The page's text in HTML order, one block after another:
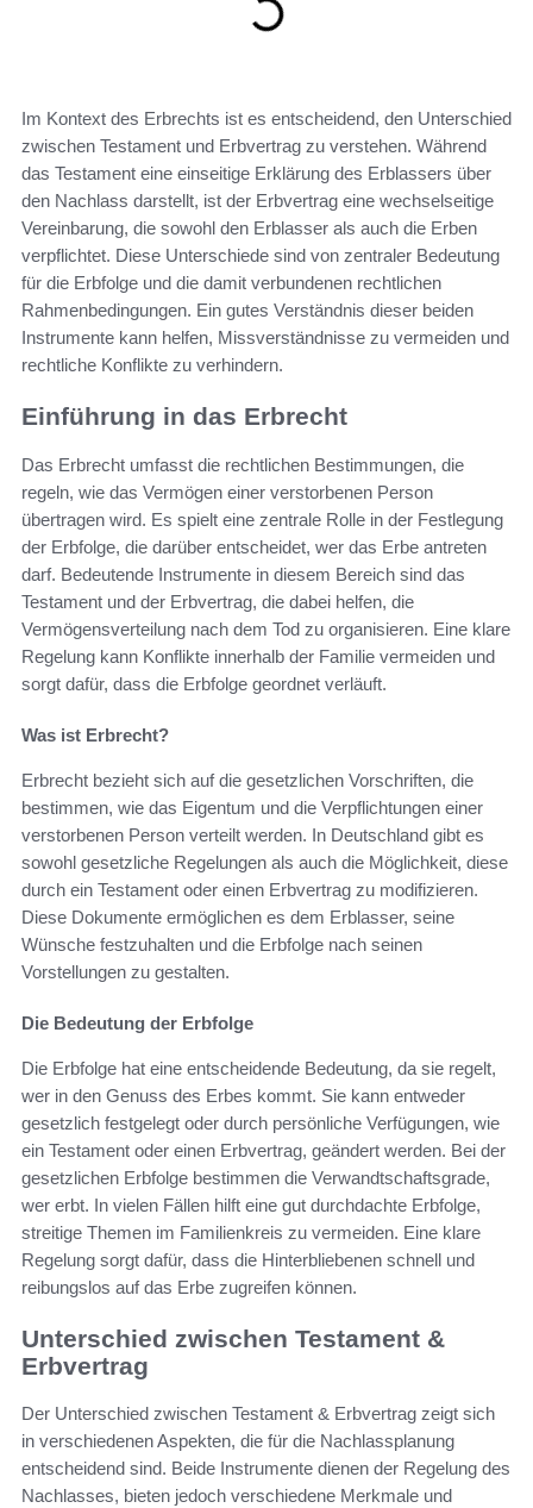
Im Kontext des Erbrechts ist es entscheidend, den Unterschied
zwischen Testament und Erbvertrag zu verstehen. Während
das Testament eine einseitige Erklärung des Erblassers über
den Nachlass darstellt, ist der Erbvertrag eine wechselseitige
Vereinbarung, die sowohl den Erblasser als auch die Erben
verpflichtet. Diese Unterschiede sind von zentraler Bedeutung
für die Erbfolge und die damit verbundenen rechtlichen
Rahmenbedingungen. Ein gutes Verständnis dieser beiden
Instrumente kann helfen, Missverständnisse zu vermeiden und
rechtliche Konflikte zu verhindern.
Einführung in das Erbrecht
Das Erbrecht umfasst die rechtlichen Bestimmungen, die
regeln, wie das Vermögen einer verstorbenen Person
übertragen wird. Es spielt eine zentrale Rolle in der Festlegung
der Erbfolge, die darüber entscheidet, wer das Erbe antreten
darf. Bedeutende Instrumente in diesem Bereich sind das
Testament und der Erbvertrag, die dabei helfen, die
Vermögensverteilung nach dem Tod zu organisieren. Eine klare
Regelung kann Konflikte innerhalb der Familie vermeiden und
sorgt dafür, dass die Erbfolge geordnet verläuft.
Was ist Erbrecht?
Erbrecht bezieht sich auf die gesetzlichen Vorschriften, die
bestimmen, wie das Eigentum und die Verpflichtungen einer
verstorbenen Person verteilt werden. In Deutschland gibt es
sowohl gesetzliche Regelungen als auch die Möglichkeit, diese
durch ein Testament oder einen Erbvertrag zu modifizieren.
Diese Dokumente ermöglichen es dem Erblasser, seine
Wünsche festzuhalten und die Erbfolge nach seinen
Vorstellungen zu gestalten.
Die Bedeutung der Erbfolge
Die Erbfolge hat eine entscheidende Bedeutung, da sie regelt,
wer in den Genuss des Erbes kommt. Sie kann entweder
gesetzlich festgelegt oder durch persönliche Verfügungen, wie
ein Testament oder einen Erbvertrag, geändert werden. Bei der
gesetzlichen Erbfolge bestimmen die Verwandtschaftsgrade,
wer erbt. In vielen Fällen hilft eine gut durchdachte Erbfolge,
streitige Themen im Familienkreis zu vermeiden. Eine klare
Regelung sorgt dafür, dass die Hinterbliebenen schnell und
reibungslos auf das Erbe zugreifen können.
Unterschied zwischen Testament &
Erbvertrag
Der Unterschied zwischen Testament & Erbvertrag zeigt sich
in verschiedenen Aspekten, die für die Nachlassplanung
entscheidend sind. Beide Instrumente dienen der Regelung des
Nachlasses, bieten jedoch verschiedene Merkmale und